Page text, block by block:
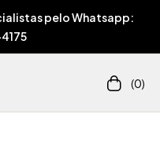
pelo Whatsapp:
(0)